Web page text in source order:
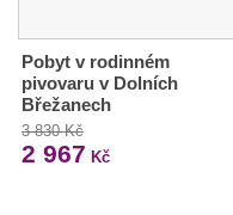
Pobyt v rodinném
pivovaru v Dolních
Břežanech
3 830 Kč
2 967 Kč